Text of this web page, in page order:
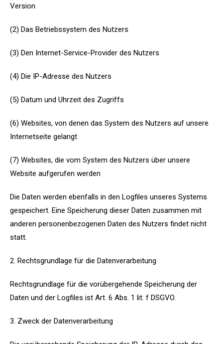
Version
(2) Das Betriebssystem des Nutzers
(3) Den Internet-Service-Provider des Nutzers
(4) Die IP-Adresse des Nutzers
(5) Datum und Uhrzeit des Zugriffs
(6) Websites, von denen das System des Nutzers auf unsere
Internetseite gelangt
(7) Websites, die vom System des Nutzers über unsere
Website aufgerufen werden
Die Daten werden ebenfalls in den Logfiles unseres Systems
gespeichert. Eine Speicherung dieser Daten zusammen mit
anderen personenbezogenen Daten des Nutzers findet nicht
statt.
2. Rechtsgrundlage für die Datenverarbeitung
Rechtsgrundlage für die vorübergehende Speicherung der
Daten und der Logfiles ist Art. 6 Abs. 1 lit. f DSGVO.
3. Zweck der Datenverarbeitung